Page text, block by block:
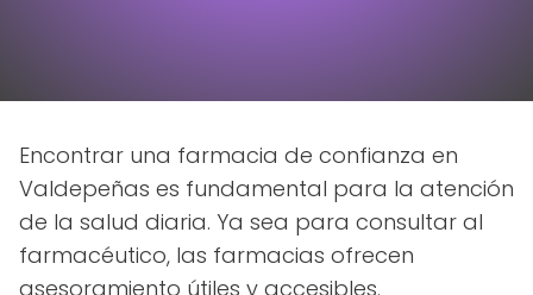
Encontrar una farmacia de confianza en
Valdepeñas es fundamental para la atención
de la salud diaria. Ya sea para consultar al
farmacéutico, las farmacias ofrecen
asesoramiento útiles y accesibles.